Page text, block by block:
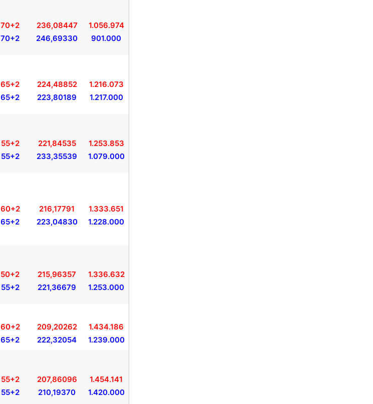
70+2
70+2
236,08447
246,69330
1.056.974
901.000
65+2
65+2
224,48852
223,80189
1.216.073
1.217.000
55+2
55+2
221,84535
233,35539
1.253.853
1.079.000
60+2
65+2
216,17791
223,04830
1.333.651
1.228.000
50+2
55+2
215,96357
221,36679
1.336.632
1.253.000
60+2
65+2
209,20262
222,32054
1.434.186
1.239.000
55+2
55+2
207,86096
210,19370
1.454.141
1.420.000